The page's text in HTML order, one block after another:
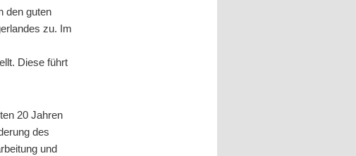
den guten
zu. Im
Diese führt
20 Jahren
des
und